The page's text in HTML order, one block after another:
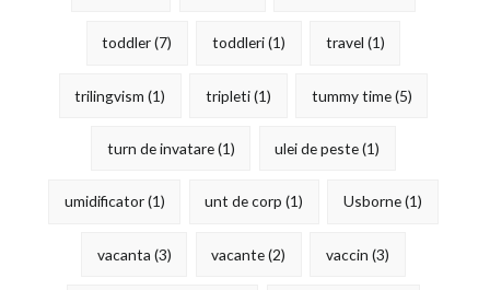
toddler(7) toddleri(1) travel (1)
trilingvism (1) tripleti(1) tummy time(5)
turn de invatare(1) ulei de peste(1)
umidificator(1) unt de corp (1) Usborne(1)
vacanta (3) vacante(2) vaccin (3)